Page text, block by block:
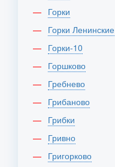
Горки
Горки Ленинские
Горки-10
Горшково
Гребнево
Грибаново
Грибки
Гривно
Григорково